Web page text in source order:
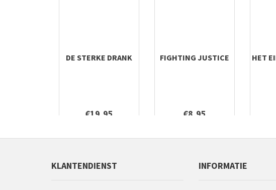
DE STERKE DRANK
€19,95
FIGHTING JUSTICE
€8,95
HET
KLANTENDIENST INFORMATIE